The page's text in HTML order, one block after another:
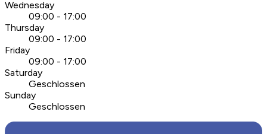
Wednesday
09:00 - 17:00
Thursday
09:00 - 17:00
Friday
09:00 - 17:00
Saturday
Geschlossen
Sunday
Geschlossen